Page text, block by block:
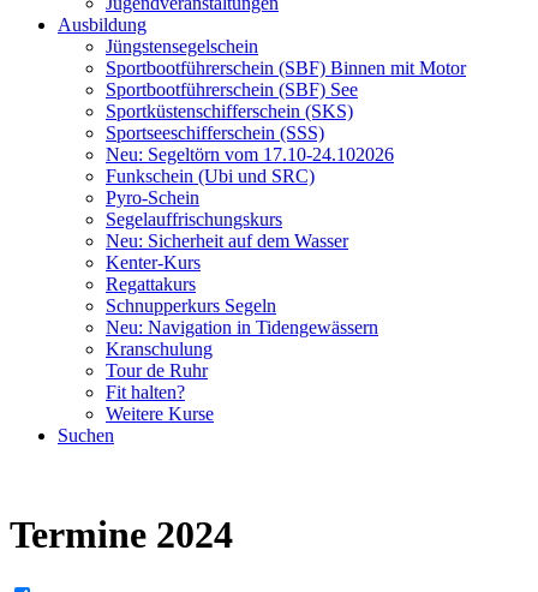
Ausbildung
Jüngsten­segelschein
Sportboot­führerschein (SBF) Binnen mit Motor
Sportboot­führerschein (SBF) See
Sportküsten­schifferschein (SKS)
Sportsee­schifferschein (SSS)
Neu: Segeltörn vom 17.10-24.102026
Funkschein (Ubi und SRC)
Pyro-Schein
Segelauffrischungskurs
Neu: Sicherheit auf dem Wasser
Kenter-Kurs
Regattakurs
Schnupperkurs Segeln
Neu: Navigation in Tidengewässern
Kranschulung
Tour de Ruhr
Fit halten?
Weitere Kurse
Suchen
Termine 2024